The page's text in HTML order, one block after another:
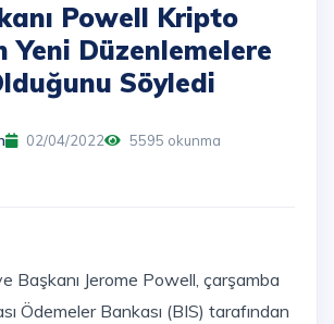
Powell Kripto
Yeni Düzenlemelere
Söyledi
02/04/2022
5595 okunma
Ödemeler Bankası (BIS) tarafından